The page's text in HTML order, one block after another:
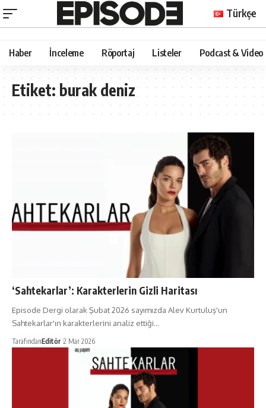
Türkçe
Haber İnceleme Röportaj Listeler Podcast & Video
Etiket:burak deniz
‘Sahtekarlar’: Karakterlerin Gizli Haritası
Episode Dergi olarak Şubat 2026 sayımızda Alev Kurtuluş'un
Sahtekarlar'ın karakterlerini analiz ettiği…
TarafındanEditör 2 Mar 2026